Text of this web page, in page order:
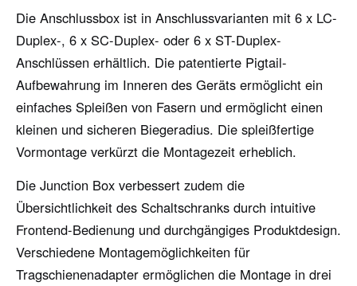
Die Anschlussbox ist in Anschlussvarianten mit 6 x LC-
Duplex-, 6 x SC-Duplex- oder 6 x ST-Duplex-
Anschlüssen erhältlich. Die patentierte Pigtail-
Aufbewahrung im Inneren des Geräts ermöglicht ein
einfaches Spleißen von Fasern und ermöglicht einen
kleinen und sicheren Biegeradius. Die spleißfertige
Vormontage verkürzt die Montagezeit erheblich.
Die Junction Box verbessert zudem die
Übersichtlichkeit des Schaltschranks durch intuitive
Frontend-Bedienung und durchgängiges Produktdesign.
Verschiedene Montagemöglichkeiten für
Tragschienenadapter ermöglichen die Montage in drei